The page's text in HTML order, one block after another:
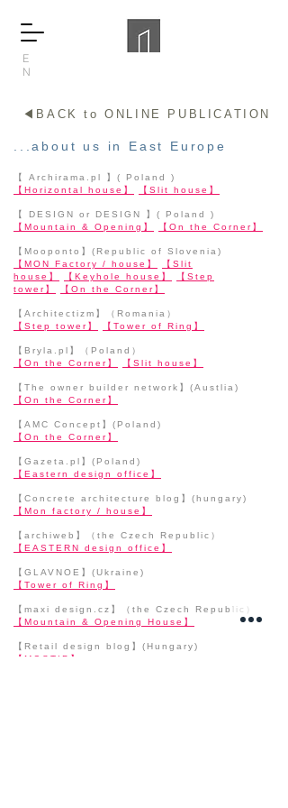
E
N
◀BACK to ONLINE PUBLICATION
...about us in East Europe
【 Archirama.pl 】( Poland )
【Horizontal house】
【Slit house】
【 DESIGN or DESIGN 】( Poland )
【Mountain & Opening】
【On the Corner】
【Mooponto】(Republic of Slovenia)
【MON Factory / house】
【Slit
house】
【Keyhole house】
【Step
tower】
【On the Corner】
【Architectizm】（Romania）
【Step tower】
【Tower of Ring】
【Bryla.pl】（Poland）
【On the Corner】
【Slit house】
【The owner builder network】(Austlia)
【On the Corner】
【AMC Concept】(Poland)
【On the Corner】
【Gazeta.pl】(Poland)
【Eastern design office】
【Concrete architecture blog】(hungary)
【Mon factory / house】
【archiweb】（the Czech Republic）
【EASTERN design office】
【GLAVNOE】(Ukraine)
【Tower of Ring】
【maxi design.cz】（the Czech Republic）
【Mountain & Opening House】
【Retail design blog】(Hungary)
【MOSTIP】